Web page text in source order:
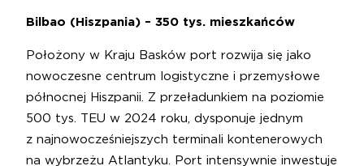
Bilbao (Hiszpania) – 350 tys. mieszkańców
Położony w Kraju Basków port rozwija się jako
nowoczesne centrum logistyczne i przemysłowe
północnej Hiszpanii. Z przeładunkiem na poziomie
500 tys. TEU w 2024 roku, dysponuje jednym
z najnowocześniejszych terminali kontenerowych
na wybrzeżu Atlantyku. Port intensywnie inwestuje